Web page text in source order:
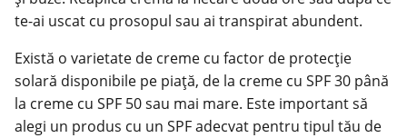
te-ai uscat cu prosopul sau ai transpirat abundent.
Există o varietate de creme cu factor de protecție
solară disponibile pe piață, de la creme cu SPF 30 până
la creme cu SPF 50 sau mai mare. Este important să
alegi un produs cu un SPF adecvat pentru tipul tău de